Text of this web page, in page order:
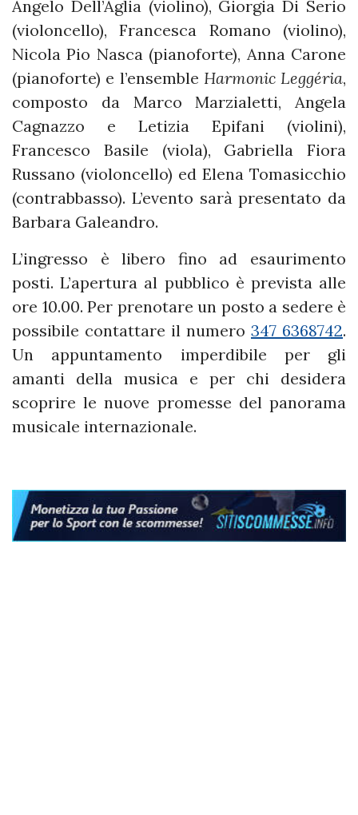
Angelo Dell’Aglia (violino), Giorgia Di Serio
(violoncello), Francesca Romano (violino),
Nicola Pio Nasca (pianoforte), Anna Carone
(pianoforte) e l’ensemble Harmonic Leggéria,
composto da Marco Marzialetti, Angela
Cagnazzo e Letizia Epifani (violini),
Francesco Basile (viola), Gabriella Fiora
Russano (violoncello) ed Elena Tomasicchio
(contrabbasso). L’evento sarà presentato da
Barbara Galeandro.
L’ingresso è libero fino ad esaurimento
posti. L’apertura al pubblico è prevista alle
ore 10.00. Per prenotare un posto a sedere è
possibile contattare il numero 347 6368742.
Un appuntamento imperdibile per gli
amanti della musica e per chi desidera
scoprire le nuove promesse del panorama
musicale internazionale.